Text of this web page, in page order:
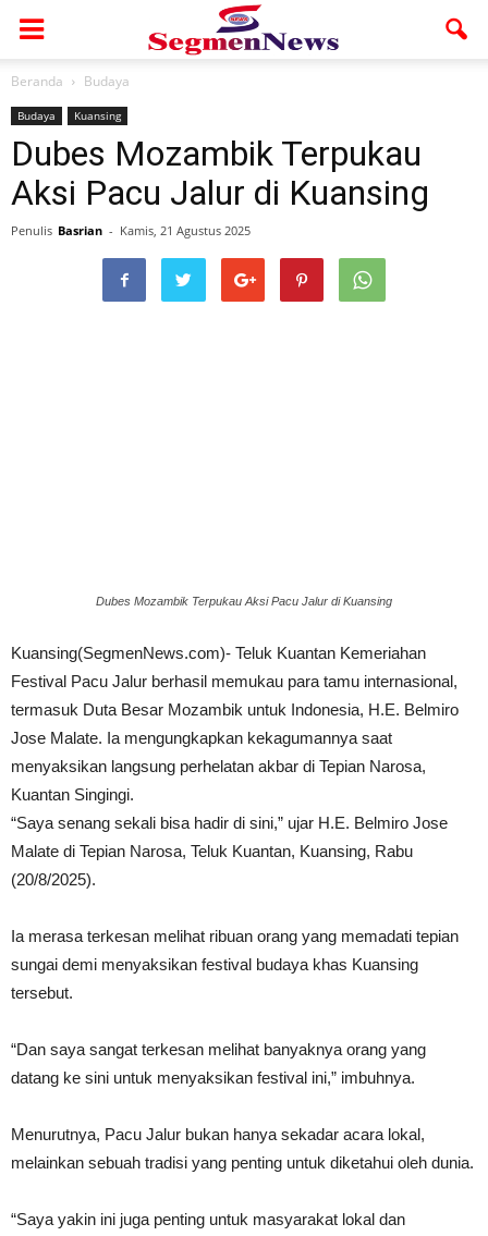
Beranda Budaya
Budaya Kuansing
Dubes Mozambik Terpukau
Aksi Pacu Jalur di Kuansing
Penulis Basrian - Kamis, 21 Agustus 2025
Dubes Mozambik Terpukau Aksi Pacu Jalur di Kuansing
Kuansing(SegmenNews.com)- Teluk Kuantan Kemeriahan
Festival Pacu Jalur berhasil memukau para tamu internasional,
termasuk Duta Besar Mozambik untuk Indonesia, H.E. Belmiro
Jose Malate. Ia mengungkapkan kekagumannya saat
menyaksikan langsung perhelatan akbar di Tepian Narosa,
Kuantan Singingi.
“Saya senang sekali bisa hadir di sini,” ujar H.E. Belmiro Jose
Malate di Tepian Narosa, Teluk Kuantan, Kuansing, Rabu
(20/8/2025).
Ia merasa terkesan melihat ribuan orang yang memadati tepian
sungai demi menyaksikan festival budaya khas Kuansing
tersebut.
“Dan saya sangat terkesan melihat banyaknya orang yang
datang ke sini untuk menyaksikan festival ini,” imbuhnya.
Menurutnya, Pacu Jalur bukan hanya sekadar acara lokal,
melainkan sebuah tradisi yang penting untuk diketahui oleh dunia.
“Saya yakin ini juga penting untuk masyarakat lokal dan